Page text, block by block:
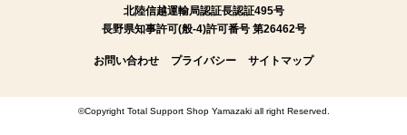
北陸信越運輸局認証長認証495号
長野県知事許可(般-4)許可番号 第26462号
お問い合わせ プライバシー サイトマップ
©Copyright Total Support Shop Yamazaki all right Reserved.